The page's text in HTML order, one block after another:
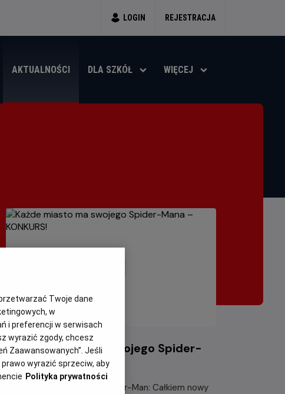
LOGIN REJESTRACJA
AKTUALNOŚCI DLA SZKÓŁ WIĘCEJ
Każde miasto ma swojego Spider-
Mana – KONKURS!
Z okazji premiery filmu „Spider-Man: Całkiem nowy
Twoje dane
w
i preferencji w serwisach
wyrazić zgody, chcesz
Zaawansowanych”. Jeśli
wyrazić sprzeciw, aby
Polityka prywatności